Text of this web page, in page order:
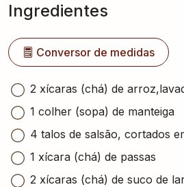
Ingredientes
Conversor de medidas
2 xícaras (chá) de
1 colher (sopa) de manteiga
4 talos de salsão, cortados
1 xícara (chá) de passas
2 xícaras (chá) de suco de